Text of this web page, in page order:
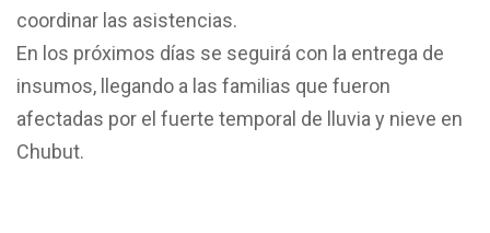
coordinar las asistencias.
En los próximos días se seguirá con la entrega de
insumos, llegando a las familias que fueron
afectadas por el fuerte temporal de lluvia y nieve en
Chubut.